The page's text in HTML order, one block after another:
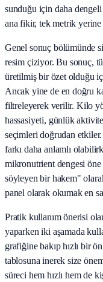
sunduğu için daha
ana fikir, tek metrik
Genel sonuç bölümünde
resim çiziyor. Bu sonuç,
üretilmiş bir özet olduğu
Ancak yine de en doğru
filtreleyerek verilir. Kilo
hassasiyeti, günlük
seçimleri doğrudan
farkı daha anlamlı
mikronutrient dengesi
söyleyen bir hakem"
panel olarak okumak en
Pratik kullanım önerisi
yaparken iki aşamada
grafiğine bakıp hızlı bir
tablosuna inerek size
süreci hem hızlı hem de